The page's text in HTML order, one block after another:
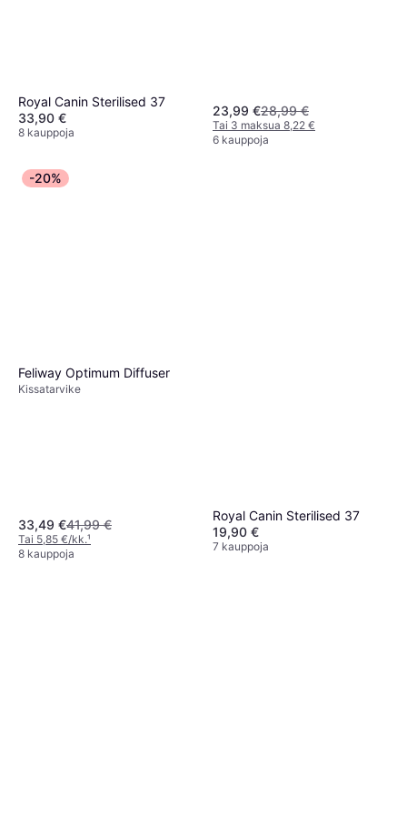
Royal Canin Sterilised 37
33,90 €
8 kauppoja
23,99 €28,99 €
Tai 3 maksua 8,22 €
6 kauppoja
-20%
Feliway Optimum Diffuser
Kissatarvike
33,49 €41,99 €
Tai 5,85 €/kk.¹
8 kauppoja
Royal Canin Sterilised 37
19,90 €
7 kauppoja